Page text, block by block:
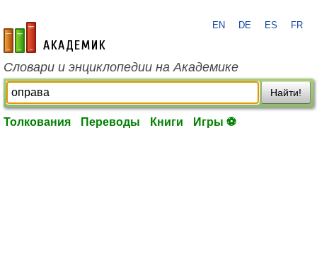
academic.ru
EN DE ES FR
Словари и энциклопедии на Академике
Найти!
Толкования Переводы Книги Игры ⚽